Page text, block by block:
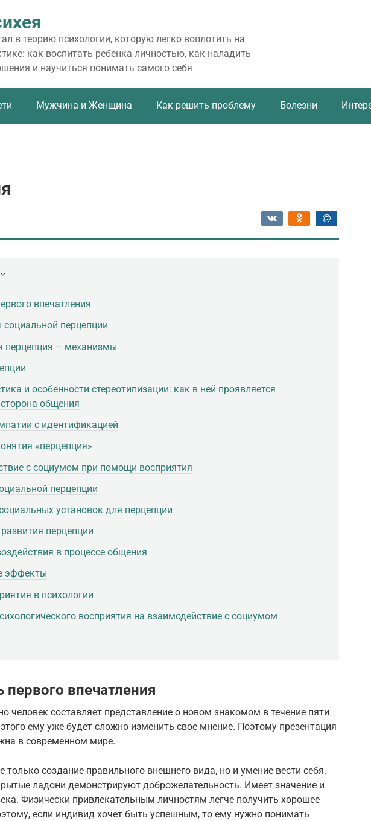
в теорию психологии, которую легко воплотить на
как воспитать ребенка личностью, как наладить
и научиться понимать самого себя
Мужчина и Женщина Как решить проблему Болезни
впечатления
перцепции
перцепция – механизмы
и особенности стереотипизации: как в ней проявляется
общения
с идентификацией
«перцепция»
с социумом при помощи восприятия
перцепции
установок для перцепции
перцепции
в процессе общения
эффекты
в психологии
восприятия на взаимодействие с социумом
первого впечатления
человек составляет представление о новом знакомом в течение пяти
ему уже будет сложно изменить свое мнение. Поэтому презентация
в современном мире.
только создание правильного внешнего вида, но и умение вести себя.
ладони демонстрируют доброжелательность. Имеет значение и
Физически привлекательным личностям легче получить хорошее
если индивид хочет быть успешным, то ему нужно понимать